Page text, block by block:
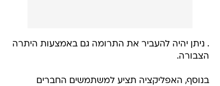
. ניתן יהיה להעביר את התרומה גם באמצעות היתרה
הצבורה.
בנוסף, האפליקציה תציע למשתמשים החברים